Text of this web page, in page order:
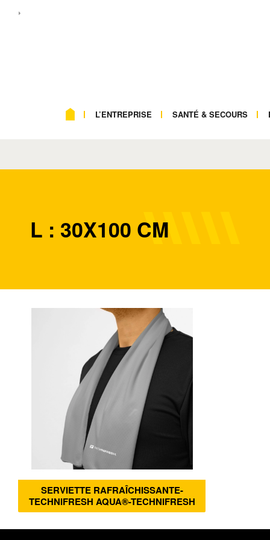
L’ENTREPRISE SANTÉ & SECOURS
L : 30X100 CM
SERVIETTE RAFRAÎCHISSANTE-
TECHNIFRESH AQUA®-TECHNIFRESH